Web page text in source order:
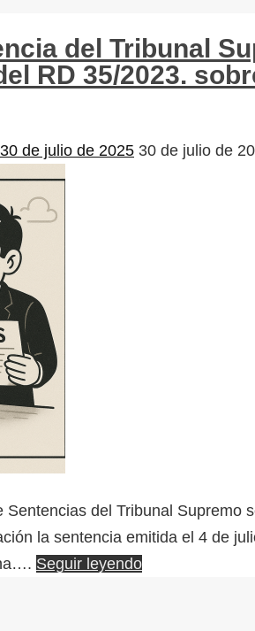
del Tribunal
RD 35/2023.
30 de julio de 2025 30 de julio de
del Tribunal
la sentencia emitida el 4 de
Seguir leyendo